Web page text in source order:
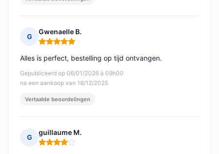
G
Gwenaelle B.
Opmerking: 5 van 5
Gepubliceerd op 06/01/2026 à 09h00
na een aankoop van 18/12/2025
Alles is perfect, bestelling op tijd ontvangen.
Vertaalde beoordelingen
G
guillaume M.
Opmerking: 4 van 5